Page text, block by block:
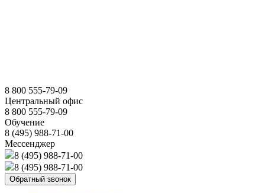
8 800 555-79-09
Центральный офис
8 800 555-79-09
Обучение
8 (495) 988-71-00
Мессенджер
8 (495) 988-71-00
8 (495) 988-71-00
Обратный звонок